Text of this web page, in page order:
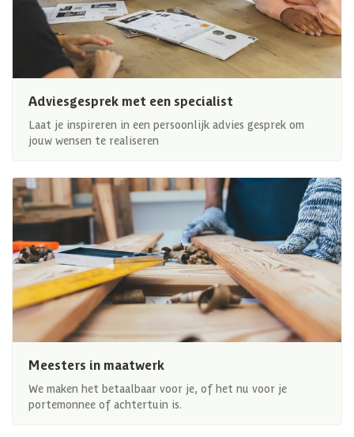
Adviesgesprek met een specialist
Laat je inspireren in een persoonlijk advies gesprek om
jouw wensen te realiseren
Meesters in maatwerk
We maken het betaalbaar voor je, of het nu voor je
portemonnee of achtertuin is.